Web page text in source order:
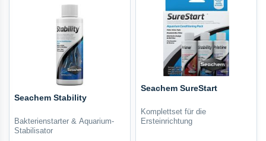
Seachem Stability
Bakterienstarter & Aquarium-
Stabilisator
Seachem SureStart
Komplettset für die
Ersteinrichtung